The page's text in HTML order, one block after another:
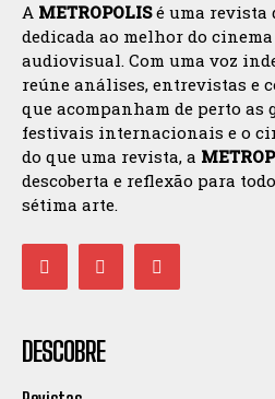
A METROPOLISé uma revista
dedicada ao melhor do
audiovisual. Com uma voz
reúne análises, entrevistas e
que acompanham de perto as
festivais internacionais e o
do que uma revista, a
descoberta e reflexão para
sétima arte.
DESCOBRE